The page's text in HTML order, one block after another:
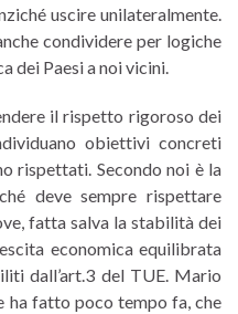
uscire unilateralmente.
condividere per logiche
dei Paesi a noi vicini.
il rispetto rigoroso dei
obiettivi concreti
rispettati. Secondo noi è la
deve sempre rispettare
fatta salva la stabilità dei
economica equilibrata
dall’art.3 del TUE. Mario
ha fatto poco tempo fa, che